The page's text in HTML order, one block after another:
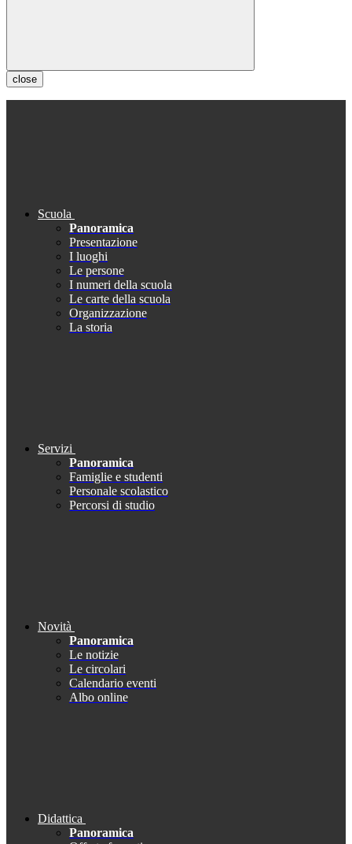
close
Scuola
Panoramica
Presentazione
I luoghi
Le persone
I numeri della scuola
Le carte della scuola
Organizzazione
La storia
Servizi
Panoramica
Famiglie e studenti
Personale scolastico
Percorsi di studio
Novità
Panoramica
Le notizie
Le circolari
Calendario eventi
Albo online
Didattica
Panoramica